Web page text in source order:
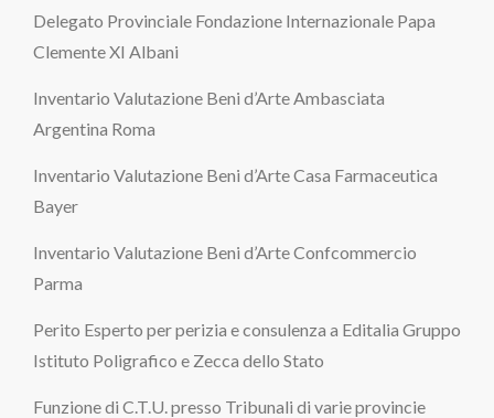
Delegato Provinciale Fondazione Internazionale Papa
Clemente XI Albani
Inventario Valutazione Beni d’Arte Ambasciata
Argentina Roma
Inventario Valutazione Beni d’Arte Casa Farmaceutica
Bayer
Inventario Valutazione Beni d’Arte Confcommercio
Parma
Perito Esperto per perizia e consulenza a Editalia Gruppo
Istituto Poligrafico e Zecca dello Stato
Funzione di C.T.U. presso Tribunali di varie provincie